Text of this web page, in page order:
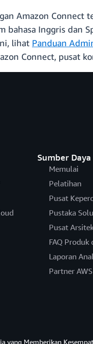
Amazon Connect
bahasa Inggris dan
lihat Panduan
Connect, pusat
Sumber Daya
Memulai
Pelatihan
Pusat
Pustaka
Pusat
FAQ Produk
Laporan
Partner AWS
yang Memberikan